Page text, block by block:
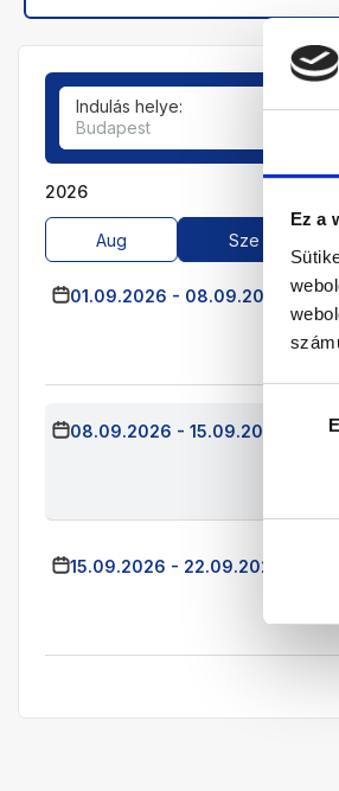
Ez a
Indulás helye:
Budapest
2026
Aug Sze
01.09.2026 - 08.09.2026 (7
08.09.2026 - 15.09.2026 (7
15.09.2026 - 22.09.2026